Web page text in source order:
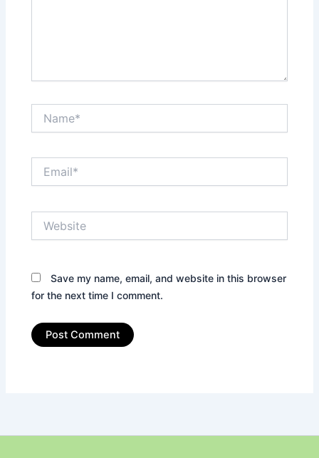
Save my name, email, and website in this browser
for the next time I comment.